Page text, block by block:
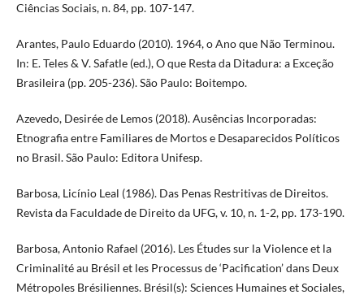
Ciências Sociais, n. 84, pp. 107-147.
Arantes, Paulo Eduardo (2010). 1964, o Ano que Não Terminou.
In: E. Teles & V. Safatle (ed.), O que Resta da Ditadura: a Exceção
Brasileira (pp. 205-236). São Paulo: Boitempo.
Azevedo, Desirée de Lemos (2018). Ausências Incorporadas:
Etnografia entre Familiares de Mortos e Desaparecidos Políticos
no Brasil. São Paulo: Editora Unifesp.
Barbosa, Licínio Leal (1986). Das Penas Restritivas de Direitos.
Revista da Faculdade de Direito da UFG, v. 10, n. 1-2, pp. 173-190.
Barbosa, Antonio Rafael (2016). Les Études sur la Violence et la
Criminalité au Brésil et les Processus de ‘Pacification’ dans Deux
Métropoles Brésiliennes. Brésil(s): Sciences Humaines et Sociales,